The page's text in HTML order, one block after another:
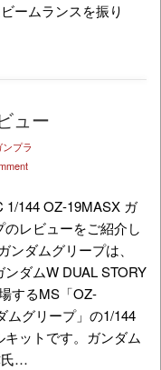
ームランスを振り
ュー
ンプラ
1/144 OZ-19MASX ガ
のレビューをご紹介し
ンダムグリープは、
ンダムW DUAL STORY
するMS「OZ-
ムグリープ」の1/144
キットです。ガンダム
氏…